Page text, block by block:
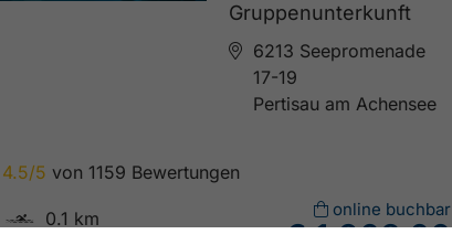
Gruppenunterkunft
6213 Seepromenade
17-19
Pertisau am Achensee
4.5/5 von 1159 Bewertungen
🅐0.1 km online buchbar
€ 1.908,00